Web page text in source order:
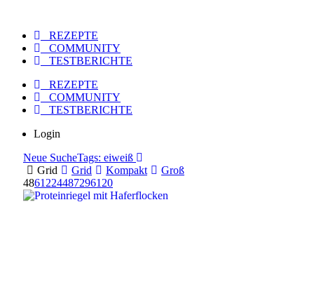
REZEPTE
COMMUNITY
TESTBERICHTE
REZEPTE
COMMUNITY
TESTBERICHTE
Login
Neue SucheTags: eiweiß
Grid
Grid Kompakt
Groß
4861224487296120